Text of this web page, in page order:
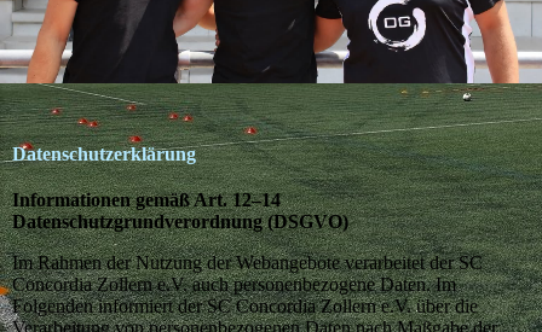
Datenschutzerklärung
Informationen gemäß Art. 12–14
Datenschutzgrundverordnung (DSGVO)
Im Rahmen der Nutzung der Webangebote verarbeitet der SC
Concordia Zollern e.V. auch personenbezogene Daten. Im
Folgenden informiert der SC Concordia Zollern e.V. über die